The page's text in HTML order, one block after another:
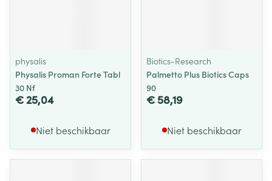
physalis
Physalis Proman Forte Tabl
30 Nf
€ 25,04
Niet beschikbaar
Biotics-Research
Palmetto Plus Biotics Caps
90
€ 58,19
Niet beschikbaar